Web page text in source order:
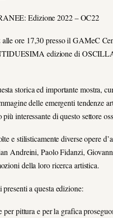
Edizione 2022 – OC22
ore 17,30 presso il GAMeC
edizione di
storica ed importante mostra,
delle emergenti tendenze
più interessante di questo settore
e stilisticamente diverse opere
Andreini, Paolo Fidanzi,
della loro ricerca artistica.
a questa edizione:
pittura e per la grafica